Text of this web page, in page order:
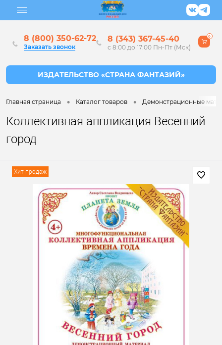
8 (800) 350-62-72
Заказать звонок
8 (343) 367-45-40
с 8:00 до 17:00 Пн-Пт (Мск)
0
Главная страница • Каталог товаров • Демонстрационные
Коллективная аппликация Весенний
город
Хит продаж